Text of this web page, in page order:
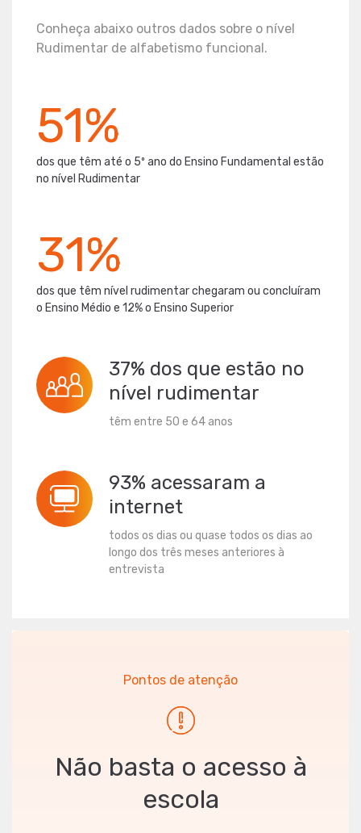
Conheça abaixo outros dados sobre o nível
Rudimentar de alfabetismo funcional.
51%
dos que têm até o 5º ano do Ensino Fundamental estão
no nível Rudimentar
31%
dos que têm nível rudimentar chegaram ou concluíram
o Ensino Médio e 12% o Ensino Superior
37% dos que estão no
nível rudimentar
têm entre 50 e 64 anos
93% acessaram a
internet
todos os dias ou quase todos os dias ao
longo dos três meses anteriores à
entrevista
Pontos de atenção
Não basta o acesso à
escola